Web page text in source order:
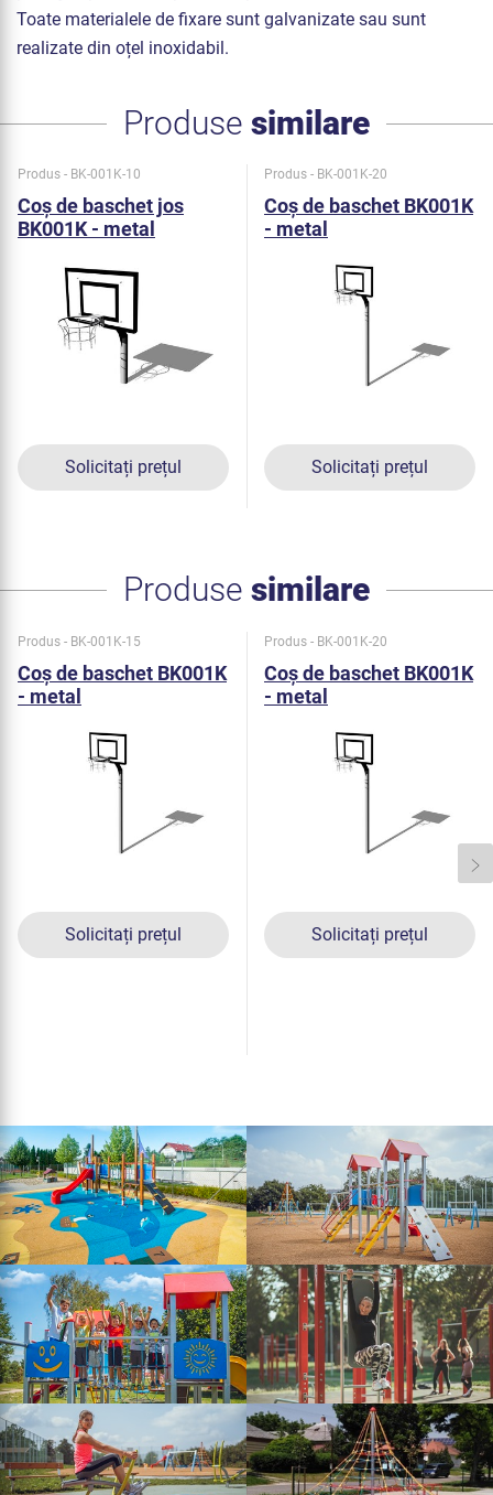
Toate materialele de fixare sunt galvanizate sau sunt
realizate din oțel inoxidabil.
Produse similare
Produs - BK-001K-10
Coş de baschet jos
BK001K - metal
Solicitați prețul
Produs - BK-001K-20
Coş de baschet BK001K
- metal
Solicitați prețul
Produse similare
Produs - BK-001K-15
Coş de baschet BK001K
- metal
Solicitați prețul
Produs - BK-001K-20
Coş de baschet BK001K
- metal
Solicitați prețul